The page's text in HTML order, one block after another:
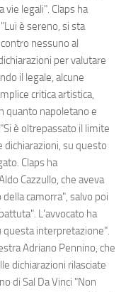
legali". Claps ha
è sereno, si sta
nessuno al
per valutare
il legale, alcune
critica artistica,
quanto napoletano e
è oltrepassato il limite
dichiarazioni, su questo
Claps ha
Cazzullo, che aveva
camorra", salvo poi
L'avvocato ha
questa interpretazione".
Adriano Pennino, che
dichiarazioni rilasciate
di Sal Da Vinci "Non